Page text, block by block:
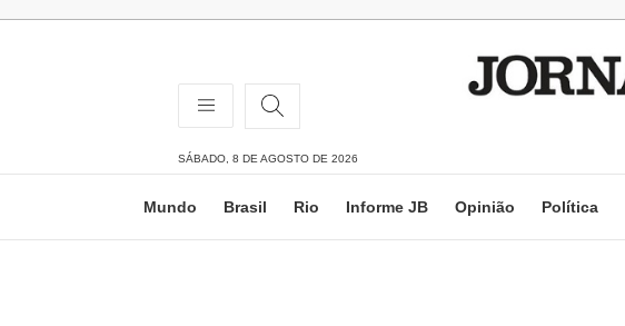
SÁBADO, 8 DE AGOSTO DE 2026
Mundo Brasil Rio Informe JB Opinião Política